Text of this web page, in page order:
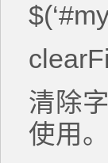
清除
使用